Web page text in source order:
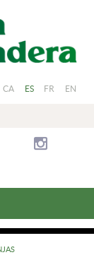
CA ES FR EN